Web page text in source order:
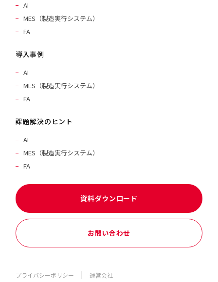
AI
MES（製造実行システム）
FA
導入事例
AI
MES（製造実行システム）
FA
課題解決のヒント
AI
MES（製造実行システム）
FA
資料ダウンロード
お問い合わせ
プライバシーポリシー 運営会社